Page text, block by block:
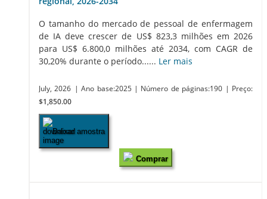
O tamanho do mercado de pessoal de enfermagem
de IA deve crescer de US$ 823,3 milhões em 2026
para US$ 6.800,0 milhões até 2034, com CAGR de
30,20% durante o período...... Ler mais
July, 2026 | Ano base:2025 | Número de páginas:190 | Preço:
$1,850.00
Baixar amostra
Comprar